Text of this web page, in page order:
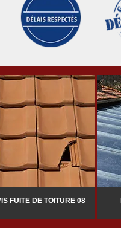
FUITE DE TOITURE 08